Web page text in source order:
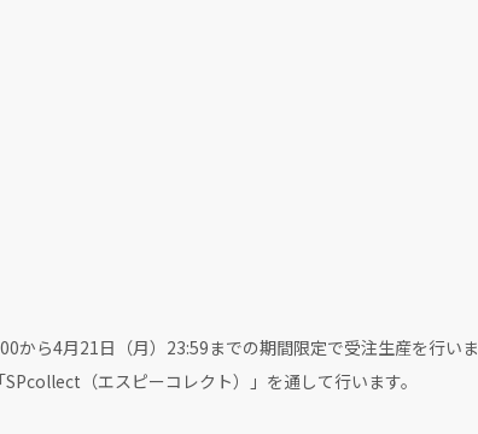
から4月21日（月）23:59までの期間限定で受注生産を行いま
（エスピーコレクト）」を通して行います。